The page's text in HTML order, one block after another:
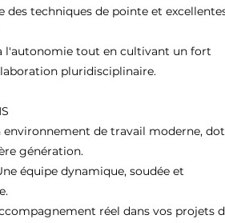
des techniques de pointe et
l'autonomie tout en cultivant un fort
pluridisciplinaire.
environnement de travail moderne,
génération.
équipe dynamique, soudée et
réel dans vos projets